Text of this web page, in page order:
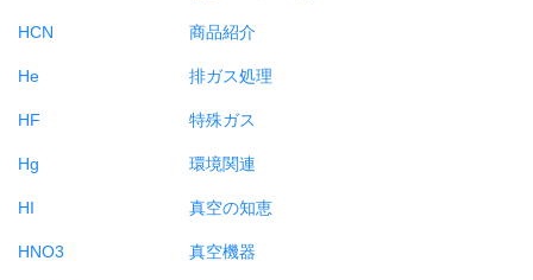
HCN
He
HF
Hg
HI
HNO3
商品紹介
排ガス処理
特殊ガス
環境関連
真空の知恵
真空機器